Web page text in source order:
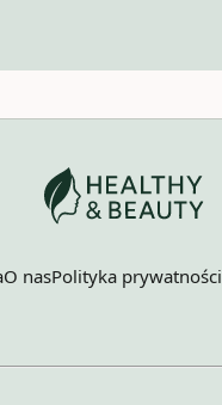
O nasPolityka prywatności